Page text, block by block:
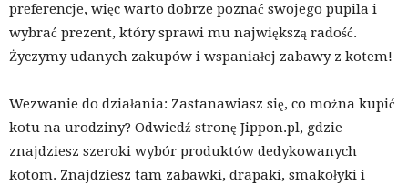
preferencje, więc warto dobrze poznać swojego pupila i
wybrać prezent, który sprawi mu największą radość.
Życzymy udanych zakupów i wspaniałej zabawy z kotem!
Wezwanie do działania: Zastanawiasz się, co można kupić
kotu na urodziny? Odwiedź stronę Jippon.pl, gdzie
znajdziesz szeroki wybór produktów dedykowanych
kotom. Znajdziesz tam zabawki, drapaki, smakołyki i